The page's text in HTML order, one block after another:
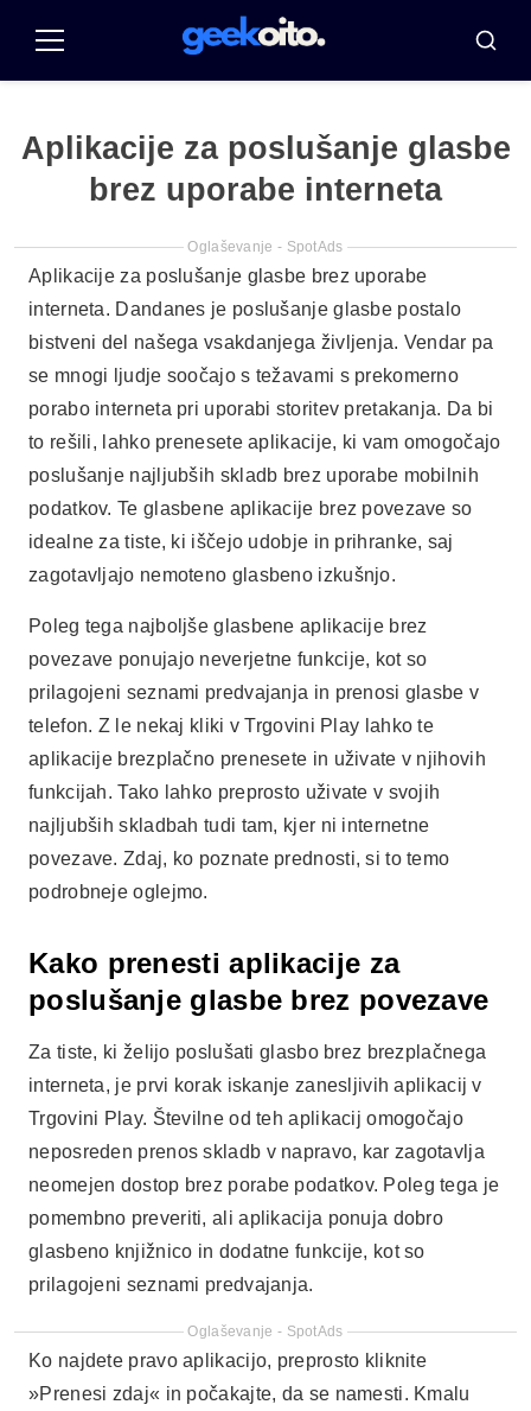
Meni
Aplikacije za poslušanje glasbe
brez uporabe interneta
Oglaševanje - SpotAds
Aplikacije za poslušanje glasbe brez uporabe
interneta. Dandanes je poslušanje glasbe postalo
bistveni del našega vsakdanjega življenja. Vendar pa
se mnogi ljudje soočajo s težavami s prekomerno
porabo interneta pri uporabi storitev pretakanja. Da bi
to rešili, lahko prenesete aplikacije, ki vam omogočajo
poslušanje najljubših skladb brez uporabe mobilnih
podatkov. Te glasbene aplikacije brez povezave so
idealne za tiste, ki iščejo udobje in prihranke, saj
zagotavljajo nemoteno glasbeno izkušnjo.
Poleg tega najboljše glasbene aplikacije brez
povezave ponujajo neverjetne funkcije, kot so
prilagojeni seznami predvajanja in prenosi glasbe v
telefon. Z le nekaj kliki v Trgovini Play lahko te
aplikacije brezplačno prenesete in uživate v njihovih
funkcijah. Tako lahko preprosto uživate v svojih
najljubših skladbah tudi tam, kjer ni internetne
povezave. Zdaj, ko poznate prednosti, si to temo
podrobneje oglejmo.
Kako prenesti aplikacije za
poslušanje glasbe brez povezave
Za tiste, ki želijo poslušati glasbo brez brezplačnega
interneta, je prvi korak iskanje zanesljivih aplikacij v
Trgovini Play. Številne od teh aplikacij omogočajo
neposreden prenos skladb v napravo, kar zagotavlja
neomejen dostop brez porabe podatkov. Poleg tega je
pomembno preveriti, ali aplikacija ponuja dobro
glasbeno knjižnico in dodatne funkcije, kot so
prilagojeni seznami predvajanja.
Oglaševanje - SpotAds
Ko najdete pravo aplikacijo, preprosto kliknite
»Prenesi zdaj« in počakajte, da se namesti. Kmalu